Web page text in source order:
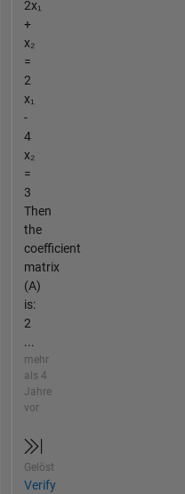
2x₁
+
x₂
=
2
x₁
-
4
x₂
=
3
Then
the
coefficient
matrix
(A)
is:
2
...
mehr
als 4
Jahre
vor
Gelöst
Verify